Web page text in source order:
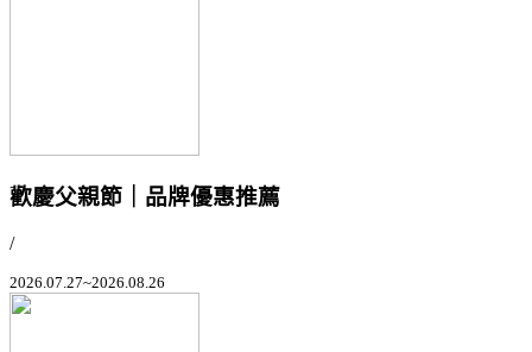
歡慶父親節｜品牌優惠推薦
/
2026.07.27~2026.08.26